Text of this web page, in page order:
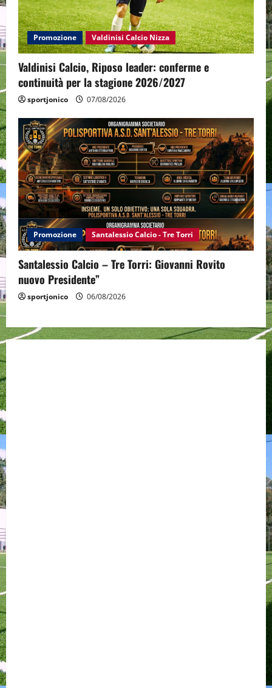
Promozione Valdinisi Calcio Nizza
Valdinisi Calcio, Riposo leader: conferme e
continuità per la stagione 2026/2027
sportjonico 07/08/2026
Promozione Santalessio Calcio - Tre Torri
Santalessio Calcio – Tre Torri: Giovanni Rovito
nuovo Presidente”
sportjonico 06/08/2026